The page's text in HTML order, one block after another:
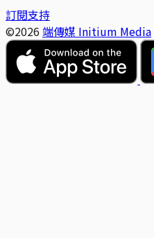
訂閱支持
©2026 端傳媒 Initium Media